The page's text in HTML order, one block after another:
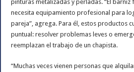
pinturas metalizadas y perladas. “El
necesita equipamiento profesional para
pareja”, agrega. Para él, estos productos
puntual: resolver problemas leves o
reemplazan el trabajo de un chapista.
“Muchas veces vienen personas que